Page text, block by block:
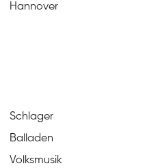
Hannover
Schlager
Balladen
Volksmusik